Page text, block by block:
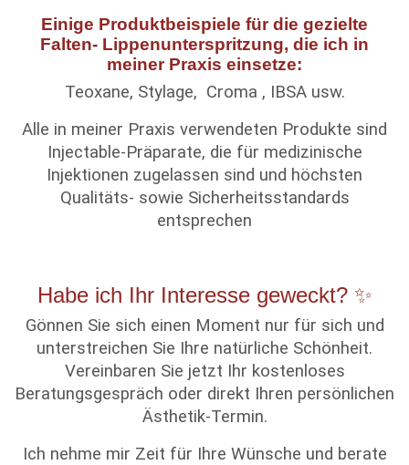
Einige Produktbeispiele für die gezielte
Falten- Lippenunterspritzung, die ich in
meiner Praxis einsetze:
Teoxane, Stylage, Croma , IBSA usw.
Alle in meiner Praxis verwendeten Produkte sind
Injectable-Präparate, die für medizinische
Injektionen zugelassen sind und höchsten
Qualitäts- sowie Sicherheitsstandards
entsprechen
Habe ich Ihr Interesse geweckt? ✨
Gönnen Sie sich einen Moment nur für sich und
unterstreichen Sie Ihre natürliche Schönheit.
Vereinbaren Sie jetzt Ihr kostenloses
Beratungsgespräch oder direkt Ihren persönlichen
Ästhetik-Termin.
Ich nehme mir Zeit für Ihre Wünsche und berate